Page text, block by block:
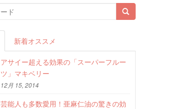
新着オススメ
アサイー超える効果の「スーパーフルー
ツ」マキベリー
12月 15, 2014
芸能人も多数愛用！亜麻仁油の驚きの効